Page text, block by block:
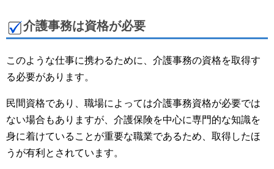
介護事務は資格が必要
このような仕事に携わるために、介護事務の資格を取得す
る必要があります。
民間資格であり、職場によっては介護事務資格が必要では
ない場合もありますが、介護保険を中心に専門的な知識を
身に着けていることが重要な職業であるため、取得したほ
うが有利とされています。